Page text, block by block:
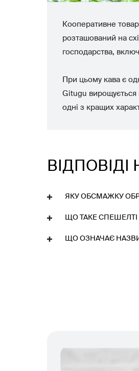
Кооперативне
розташований на
господарства,
При цьому кава є
Gitugu вирощується
одні з кращих
ЯКУ ОБСМАЖКУ
ЩО ТАКЕ
ЩО ОЗНАЧАЄ НАЗВИ